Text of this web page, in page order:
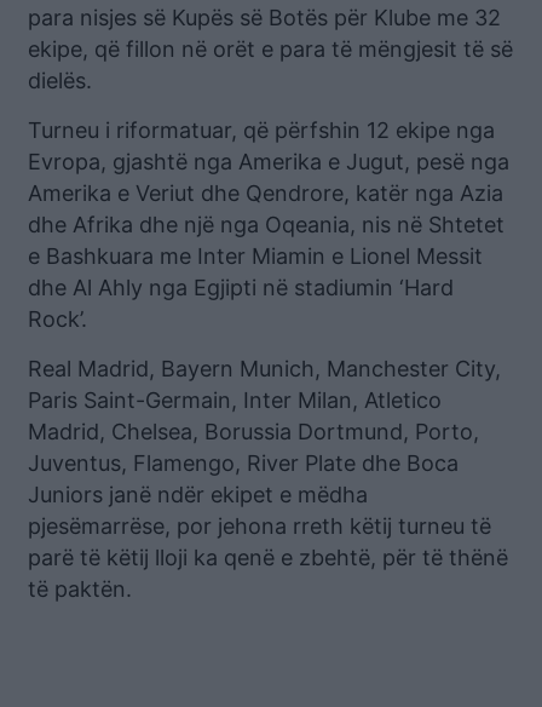
para nisjes së Kupës së Botës për Klube me 32
ekipe, që fillon në orët e para të mëngjesit të së
dielës.
Turneu i riformatuar, që përfshin 12 ekipe nga
Evropa, gjashtë nga Amerika e Jugut, pesë nga
Amerika e Veriut dhe Qendrore, katër nga Azia
dhe Afrika dhe një nga Oqeania, nis në Shtetet
e Bashkuara me Inter Miamin e Lionel Messit
dhe Al Ahly nga Egjipti në stadiumin ‘Hard
Rock’.
Real Madrid, Bayern Munich, Manchester City,
Paris Saint-Germain, Inter Milan, Atletico
Madrid, Chelsea, Borussia Dortmund, Porto,
Juventus, Flamengo, River Plate dhe Boca
Juniors janë ndër ekipet e mëdha
pjesëmarrëse, por jehona rreth këtij turneu të
parë të këtij lloji ka qenë e zbehtë, për të thënë
të paktën.